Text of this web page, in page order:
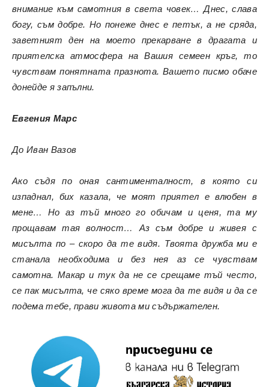
внимание към самотния в света човек… Днес, слава
богу, съм добре. Но понеже днес е петък, а не сряда,
заветният ден на моето прекарване в драгата и
приятелска атмосфера на Вашия семеен кръг, то
чувствам понятната празнота. Вашето писмо обаче
донейде я запълни.
Евгения Марс
До Иван Вазов
Ако съдя по оная сантименталност, в която си
изпаднал, бих казала, че моят приятел е влюбен в
мене… Но аз тъй много го обичам и ценя, та му
прощавам тая волност… Аз съм добре и живея с
мисълта по – скоро да те видя. Твоята дружба ми е
станала необходима и без нея аз се чувствам
самотна. Макар и тук да не се срещаме тъй често,
се пак мисълта, че сяко време мога да те видя и да се
подема тебе, прави живота ми съдържателен.